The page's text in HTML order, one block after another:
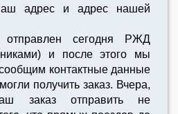
адрес и адрес нашей
сегодня РЖД
и после этого мы
контактные данные
получить заказ. Вчера,
заказ отправить не